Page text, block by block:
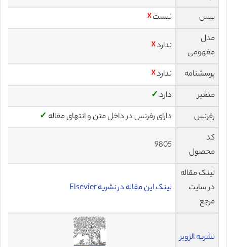
بیس
نیست☓
مدل
مفهومی
ندارد☓
پرسشنامه ندارد☓
متغیر
دارد✓
رفرنس
دارای رفرنس در داخل متن و انتهای مقاله ✓
کد
محصول
9805
لینک مقاله
در سایت
مرجع
لینک این مقاله در نشریه Elsevier
نشریه الزویر